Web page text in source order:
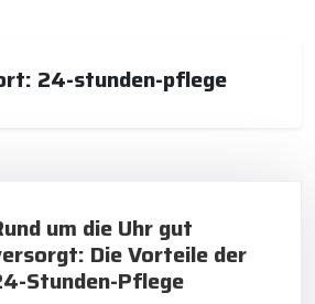
24-stunden-pflege
um die Uhr gut
Die Vorteile der
Stunden-Pflege